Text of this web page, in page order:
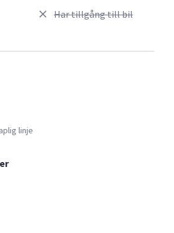
Har tillgång till bil
linje